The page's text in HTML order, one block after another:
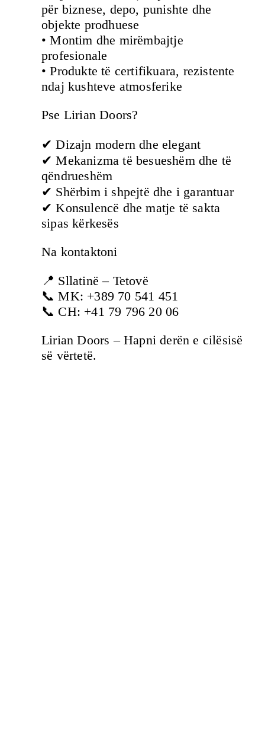
për biznese, depo, punishte dhe
objekte prodhuese
• Montim dhe mirëmbajtje
profesionale
• Produkte të certifikuara, rezistente
ndaj kushteve atmosferike
Pse Lirian Doors?
✔ Dizajn modern dhe elegant
✔ Mekanizma të besueshëm dhe të
qëndrueshëm
✔ Shërbim i shpejtë dhe i garantuar
✔ Konsulencë dhe matje të sakta
sipas kërkesës
Na kontaktoni
📍 Sllatinë – Tetovë
📞 MK: +389 70 541 451
📞 CH: +41 79 796 20 06
Lirian Doors – Hapni derën e cilësisë
së vërtetë.